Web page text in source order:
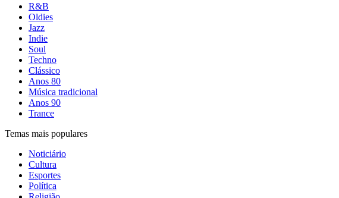
R&B
Oldies
Jazz
Indie
Soul
Techno
Clássico
Anos 80
Música tradicional
Anos 90
Trance
Temas mais populares
Noticiário
Cultura
Esportes
Política